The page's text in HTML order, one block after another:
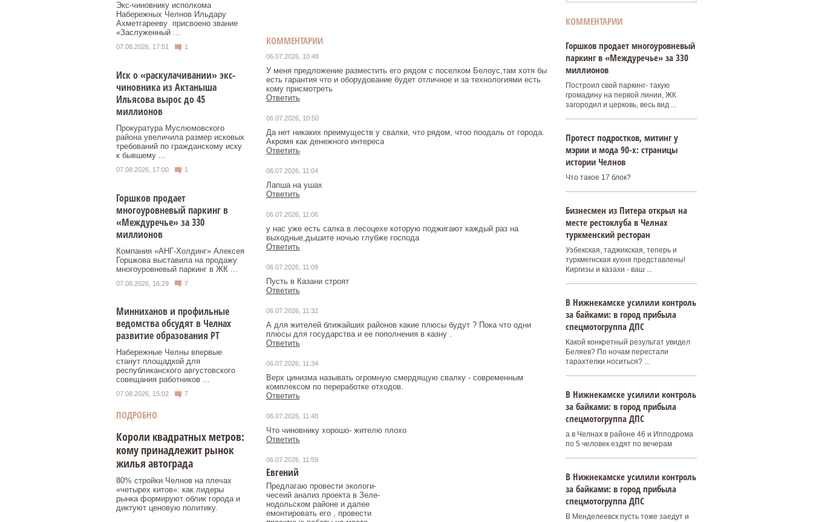
Экс‑чиновнику исполкома
Набережных Челнов Ильдару
Ахметгарееву присвоено звание
«Заслуженный ...
07.08.2026, 17:51 1
Иск о «раскулачивании» экс-
чиновника из Актаныша
Ильясова вырос до 45
миллионов
Прокуратура Муслюмовского
района увеличила размер исковых
требований по гражданскому иску
к бывшему ...
07.08.2026, 17:00 1
Горшков продает
многоуровневый паркинг в
«Междуречье» за 330
миллионов
Компания «АНГ-Холдинг» Алексея
Горшкова выставила на продажу
многоуровневый паркинг в ЖК ...
07.08.2026, 16:29 7
Минниханов и профильные
ведомства обсудят в Челнах
развитие образования РТ
Набережные Челны впервые
станут площадкой для
республиканского августовского
совещания работников ...
07.08.2026, 15:02 7
ПОДРОБНО
Короли квадратных метров:
кому принадлежит рынок
жилья автограда
80% стройки Челнов на плечах
«четырех китов»: как лидеры
рынка формируют облик города и
диктуют ценовую политику.
КОММЕНТАРИИ
06.07.2026, 10:48
У меня предложение разместить его рядом с поселком Белоус,там хотя бы
есть гарантия что и оборудование будет отличное и за технологиями есть
кому присмотреть
Ответить
06.07.2026, 10:50
Да нет никаких преимуществ у свалки, что рядом, чтоо поодаль от города.
Акромя как денежного интереса
Ответить
06.07.2026, 11:04
Лапша на ушах
Ответить
06.07.2026, 11:06
у нас уже есть салка в лесоцехе которую поджигают каждый раз на
выходные,дышите ночью глубже господа
Ответить
06.07.2026, 11:09
Пусть в Казани строят
Ответить
06.07.2026, 11:32
А для жителей ближайших районов какие плюсы будут ? Пока что одни
плюсы для государства и ее пополнения в казну .
Ответить
06.07.2026, 11:34
Верх цинизма называть огромную смердящую свалку - современным
комплексом по переработке отходов.
Ответить
06.07.2026, 11:48
Что чиновнику хорошо- жителю плохо
Ответить
06.07.2026, 11:59
Евгений
Предлагаю провести экологи-
чесеий анализ проекта в Зеле-
нодольском районе и далее
емонтировать его , провести
КОММЕНТАРИИ
Горшков продает многоуровневый
паркинг в «Междуречье» за 330
миллионов
Построил свой паркинг- такую
громадину на первой линии, ЖК
загородил и церковь, весь вид ...
Протест подростков, митинг у
мэрии и мода 90-х: страницы
истории Челнов
Что такое 17 блок?
Бизнесмен из Питера открыл на
месте рестоклуба в Челнах
туркменский ресторан
Узбекская, таджикская, теперь и
туркмегнская кухня представлены!
Киргизы и казахи - ваш ...
В Нижнекамске усилили контроль
за байками: в город прибыла
спецмотогруппа ДПС
Какой конкретный результат увидел
Беляев? По ночам перестали
тарахтелки носиться? ...
В Нижнекамске усилили контроль
за байками: в город прибыла
спецмотогруппа ДПС
а в Челнах в районе 46 и Ипподрома
по 5 человек ездят по вечерам
В Нижнекамске усилили контроль
за байками: в город прибыла
спецмотогруппа ДПС
В Менделеевск пусть тоже заедут и